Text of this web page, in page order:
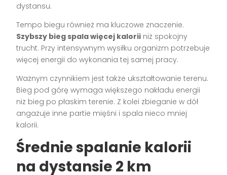
dystansu.
Tempo biegu również ma kluczowe znaczenie.
Szybszy bieg spala więcej kalorii niż spokojny
trucht. Przy intensywnym wysiłku organizm potrzebuje
więcej energii do wykonania tej samej pracy.
Ważnym czynnikiem jest także ukształtowanie terenu.
Bieg pod górę wymaga większego nakładu energii
niż bieg po płaskim terenie. Z kolei zbieganie w dół
angażuje inne partie mięśni i spala nieco mniej
kalorii.
Średnie spalanie kalorii
na dystansie 2 km